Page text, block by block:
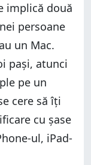
implică două
persoane
un Mac.
pași, atunci
pe un
cere să îți
cu șase
ul, iPad-